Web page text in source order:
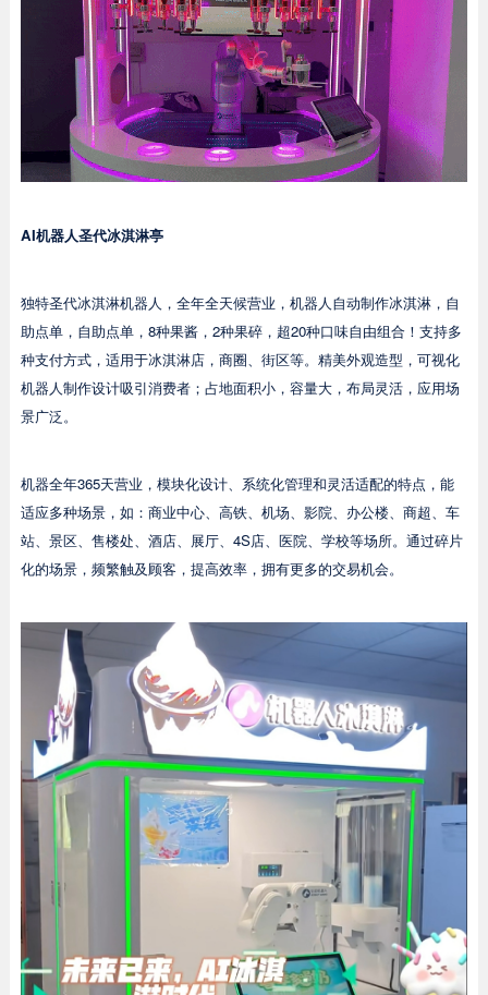
AI机器人圣代冰淇淋亭
独特圣代冰淇淋机器人，全年全天候营业，机器人自动制作冰淇淋，自
助点单，自助点单，8种果酱，2种果碎，超20种口味自由组合！支持多
种支付方式，适用于冰淇淋店，商圈、街区等。精美外观造型，可视化
机器人制作设计吸引消费者；占地面积小，容量大，布局灵活，应用场
景广泛。
机器全年365天营业，模块化设计、系统化管理和灵活适配的特点，能
适应多种场景，如：商业中心、高铁、机场、影院、办公楼、商超、车
站、景区、售楼处、酒店、展厅、4S店、医院、学校等场所。通过碎片
化的场景，频繁触及顾客，提高效率，拥有更多的交易机会。